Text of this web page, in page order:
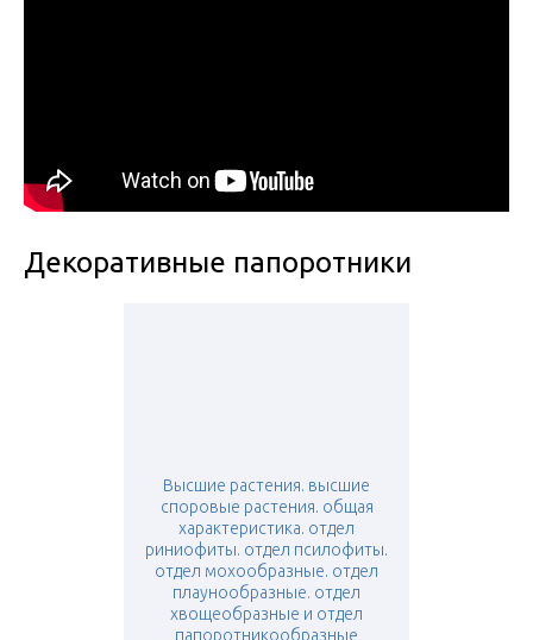
Декоративные папоротники
Высшие растения. высшие
споровые растения. общая
характеристика. отдел
риниофиты. отдел псилофиты.
отдел мохообразные. отдел
плаунообразные. отдел
хвощеобразные и отдел
папоротникообразные